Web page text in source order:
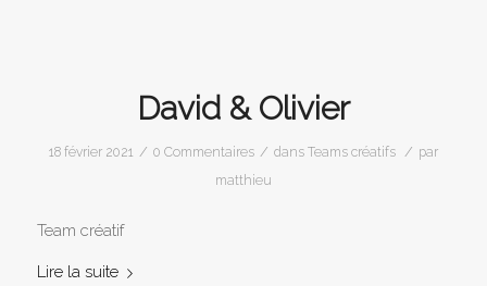
David & Olivier
18 février 2021 / 0 Commentaires / dans Teams créatifs / par
matthieu
Team créatif
Lire la suite